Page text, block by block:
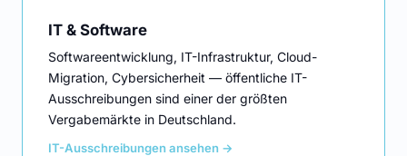
IT & Software
Softwareentwicklung, IT-Infrastruktur, Cloud-
Migration, Cybersicherheit — öffentliche IT-
Ausschreibungen sind einer der größten
Vergabemärkte in Deutschland.
IT-Ausschreibungen ansehen →